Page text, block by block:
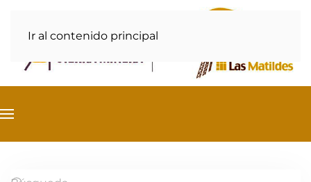
Ir al contenido principal